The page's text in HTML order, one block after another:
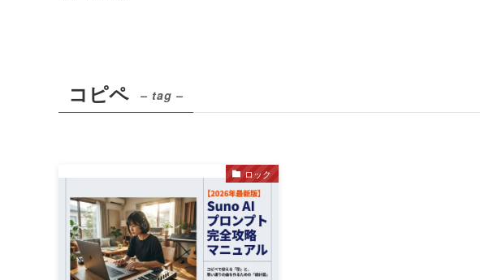
コピペ – tag –
ロック